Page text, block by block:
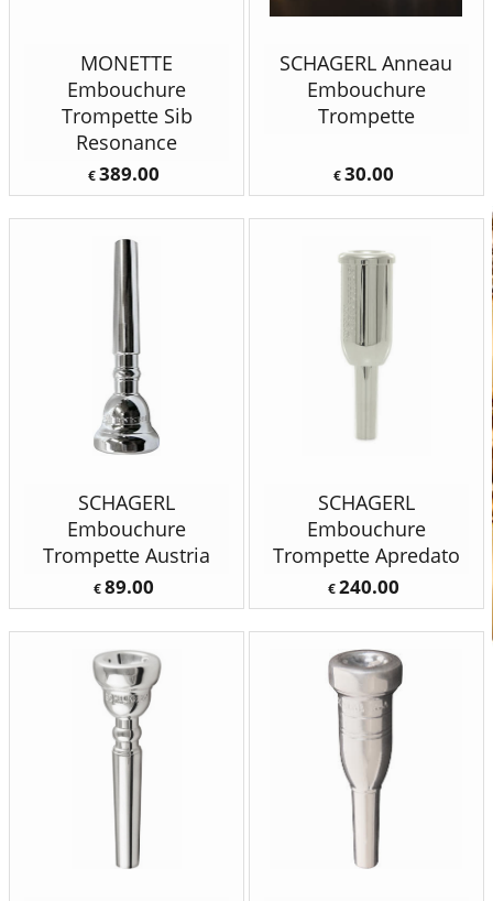
MONETTE
Embouchure
Trompette Sib
Resonance
€389.00
SCHAGERL Anneau
Embouchure
Trompette
€30.00
SCHAGERL
Embouchure
Trompette Austria
€89.00
SCHAGERL
Embouchure
Trompette Apredato
€240.00